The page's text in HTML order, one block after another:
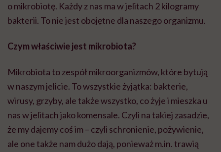
o mikrobiotę. Każdy z nas ma w jelitach 2 kilogramy
bakterii. To nie jest obojętne dla naszego organizmu.
Czym właściwie jest mikrobiota?
Mikrobiota to zespół mikroorganizmów, które bytują
w naszym jelicie. To wszystkie żyjątka: bakterie,
wirusy, grzyby, ale także wszystko, co żyje i mieszka u
nas w jelitach jako komensale. Czyli na takiej zasadzie,
że my dajemy coś im – czyli schronienie, pożywienie,
ale one także nam dużo dają, ponieważ m.in. trawią